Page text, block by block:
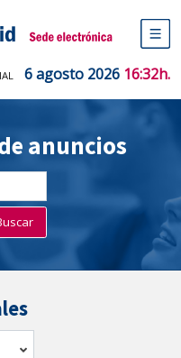
de
de
6 agosto 2026 16:32h.
anuncios
tablón